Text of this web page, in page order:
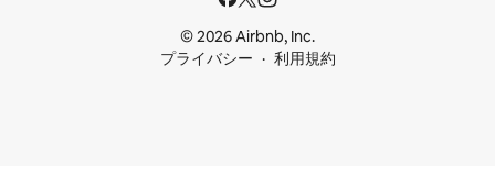
© 2026 Airbnb, Inc.
プライバシー
利用規約